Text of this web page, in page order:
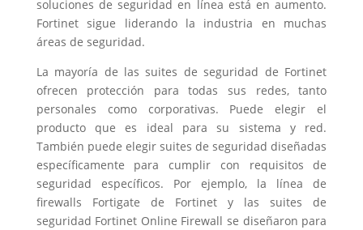
soluciones de seguridad en línea está en aumento.
Fortinet sigue liderando la industria en muchas
áreas de seguridad.
La mayoría de las suites de seguridad de Fortinet
ofrecen protección para todas sus redes, tanto
personales como corporativas. Puede elegir el
producto que es ideal para su sistema y red.
También puede elegir suites de seguridad diseñadas
específicamente para cumplir con requisitos de
seguridad específicos. Por ejemplo, la línea de
firewalls Fortigate de Fortinet y las suites de
seguridad Fortinet Online Firewall se diseñaron para